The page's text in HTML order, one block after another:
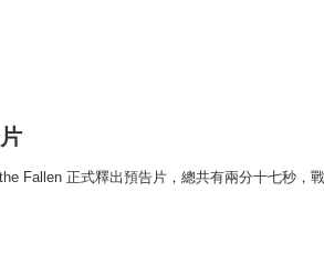
Fallen 正式釋出預告片，總共有兩分十七秒，